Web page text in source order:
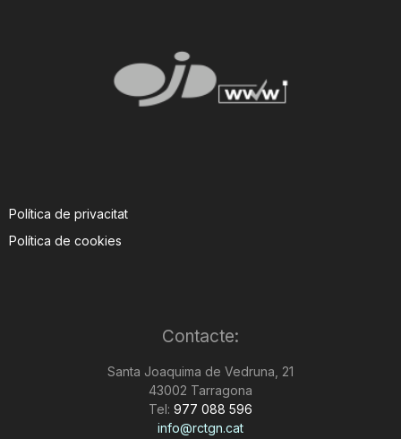
Política de privacitat
Política de cookies
Contacte:
Santa Joaquima de Vedruna, 21
43002 Tarragona
Tel: 977 088 596
info@rctgn.cat